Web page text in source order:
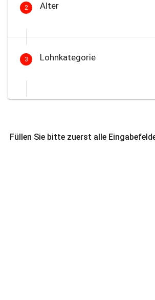
2 Alter
3 Lohnkategorie
Füllen Sie bitte zuerst alle